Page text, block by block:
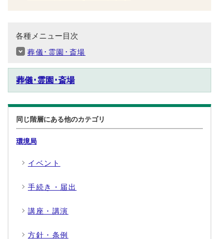
各種メニュー目次
葬儀･霊園･斎場
葬儀･霊園･斎場
同じ階層にある他のカテゴリ
環境局
イベント
手続き・届出
講座・講演
方針・条例